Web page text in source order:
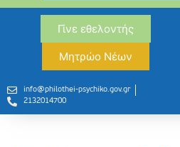
Γίνε εθελοντής
Μητρώο Νέων
info@philothei-psychiko.gov.gr
2132014700